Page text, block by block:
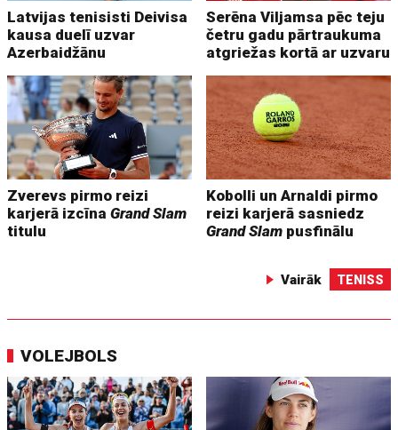
Latvijas tenisisti Deivisa
kausa duelī uzvar
Azerbaidžānu
Serēna Viljamsa pēc teju
četru gadu pārtraukuma
atgriežas kortā ar uzvaru
Zverevs pirmo reizi
karjerā izcīnaGrand Slam
titulu
Kobolli un Arnaldi pirmo
reizi karjerā sasniedz
Grand Slam pusfinālu
Vairāk TENISS
VOLEJBOLS